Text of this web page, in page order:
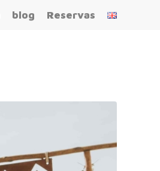
blog Reservas